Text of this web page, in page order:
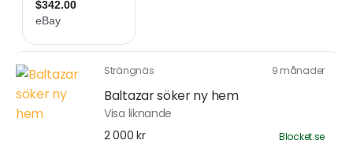
Strängnäs 9 månader
Baltazar söker ny hem
Visa liknande
2 000 kr
Blocket.se